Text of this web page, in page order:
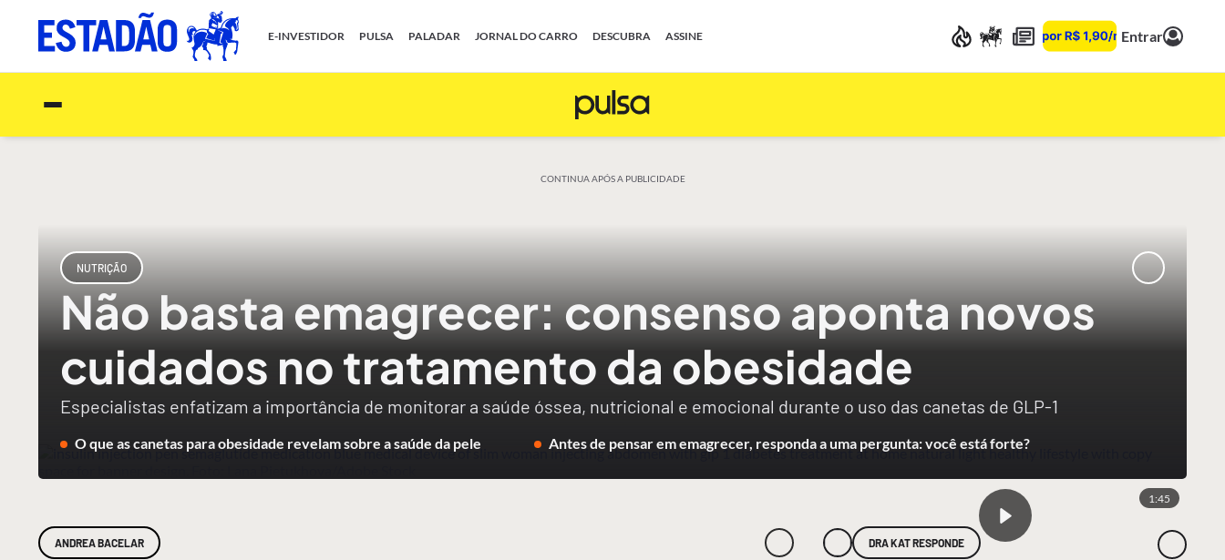
E-INVESTIDOR PULSA PALADAR JORNAL DO CARRO DESCUBRA ASSINE Entrar
CONTINUA APÓS A PUBLICIDADE
NUTRIÇÃO
Não basta emagrecer: consenso aponta novos
cuidados no tratamento da obesidade
Especialistas enfatizam a importância de monitorar a saúde óssea, nutricional e emocional durante o uso das canetas de GLP-1
O que as canetas para obesidade revelam sobre a saúde da pele Antes de pensar em emagrecer, responda a uma pergunta: você está forte?
ANDREA BACELAR
1:45
DRA KAT RESPONDE